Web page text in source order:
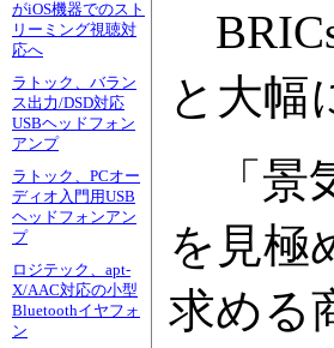
がiOS機器でのスト
リーミング視聴対
応へ
ラトック、バラン
ス出力/DSD対応
USBヘッドフォン
アンプ
ラトック、PCオー
ディオ入門用USB
ヘッドフォンアン
プ
ロジテック、apt-
X/AAC対応の小型
Bluetoothイヤフォ
ン
と大幅
「景
を見極
求める